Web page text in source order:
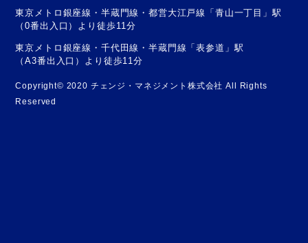
東京メトロ銀座線・半蔵門線・都営大江戸線「青山一丁目」駅
（0番出入口）より徒歩11分
東京メトロ銀座線・千代田線・半蔵門線「表参道」駅
（A3番出入口）より徒歩11分
Copyright© 2020 チェンジ・マネジメント株式会社 All Rights
Reserved